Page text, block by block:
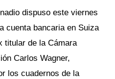
dispuso este viernes
cuenta bancaria en Suiza
titular de la Cámara
Carlos Wagner,
los cuadernos de la